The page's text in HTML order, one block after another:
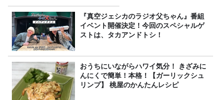
り
『真空ジェシカのラジオ父ちゃん』番組
イベント開催決定！今回のスペシャルゲ
ストは、タカアンドトシ！
おうちにいながらハワイ気分！ きざみに
んにくで簡単！本格！【ガーリックシュ
リンプ】 桃屋のかんたんレシピ